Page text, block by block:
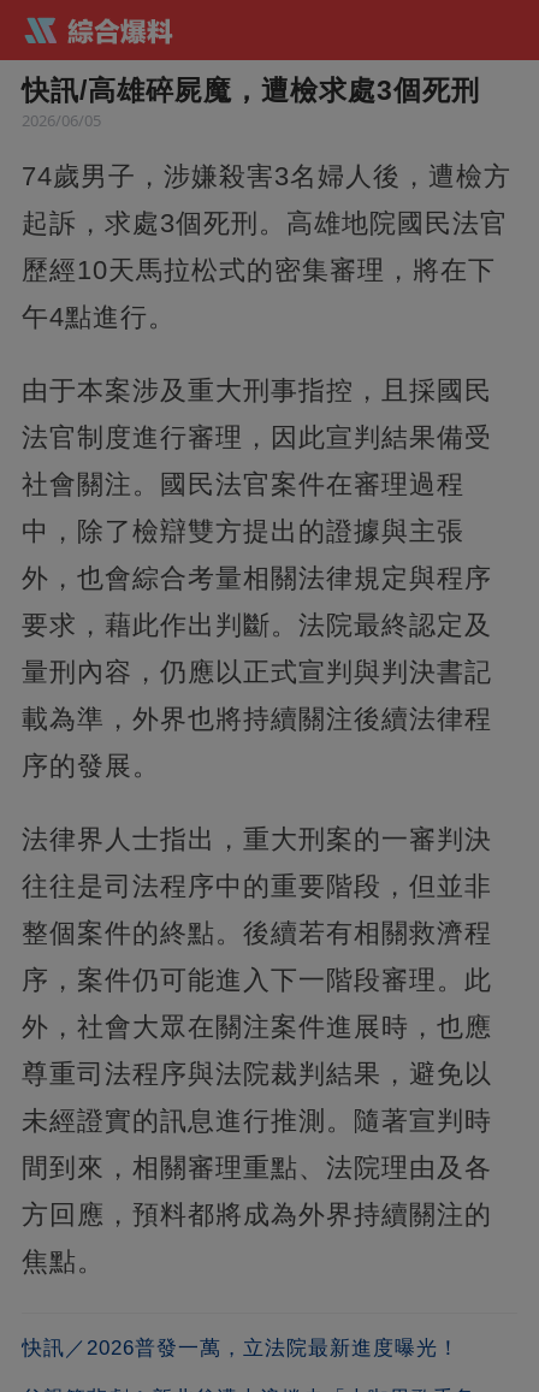
快訊/高雄碎屍魔，遭檢求處3個死刑
2026/06/05
74歲男子，涉嫌殺害3名婦人後，遭檢方
起訴，求處3個死刑。高雄地院國民法官
歷經10天馬拉松式的密集審理，將在下
午4點進行。
由于本案涉及重大刑事指控，且採國民
法官制度進行審理，因此宣判結果備受
社會關注。國民法官案件在審理過程
中，除了檢辯雙方提出的證據與主張
外，也會綜合考量相關法律規定與程序
要求，藉此作出判斷。法院最終認定及
量刑內容，仍應以正式宣判與判決書記
載為準，外界也將持續關注後續法律程
序的發展。
法律界人士指出，重大刑案的一審判決
往往是司法程序中的重要階段，但並非
整個案件的終點。後續若有相關救濟程
序，案件仍可能進入下一階段審理。此
外，社會大眾在關注案件進展時，也應
尊重司法程序與法院裁判結果，避免以
未經證實的訊息進行推測。隨著宣判時
間到來，相關審理重點、法院理由及各
方回應，預料都將成為外界持續關注的
焦點。
快訊／2026普發一萬，立法院最新進度曝光！